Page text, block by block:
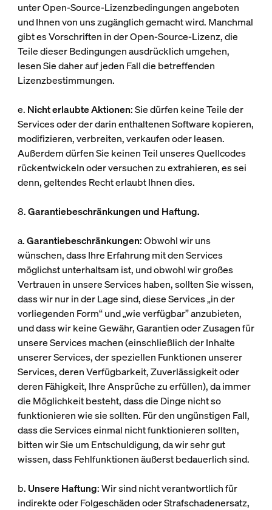
unter Open-Source-Lizenzbedingungen angeboten
und Ihnen von uns zugänglich gemacht wird. Manchmal
gibt es Vorschriften in der Open-Source-Lizenz, die
Teile dieser Bedingungen ausdrücklich umgehen,
lesen Sie daher auf jeden Fall die betreffenden
Lizenzbestimmungen.
e. Nicht erlaubte Aktionen: Sie dürfen keine Teile der
Services oder der darin enthaltenen Software kopieren,
modifizieren, verbreiten, verkaufen oder leasen.
Außerdem dürfen Sie keinen Teil unseres Quellcodes
rückentwickeln oder versuchen zu extrahieren, es sei
denn, geltendes Recht erlaubt Ihnen dies.
8.Garantiebeschränkungen und Haftung.
a.Garantiebeschränkungen: Obwohl wir uns
wünschen, dass Ihre Erfahrung mit den Services
möglichst unterhaltsam ist, und obwohl wir großes
Vertrauen in unsere Services haben, sollten Sie wissen,
dass wir nur in der Lage sind, diese Services „in der
vorliegenden Form“ und „wie verfügbar” anzubieten,
und dass wir keine Gewähr, Garantien oder Zusagen für
unsere Services machen (einschließlich der Inhalte
unserer Services, der speziellen Funktionen unserer
Services, deren Verfügbarkeit, Zuverlässigkeit oder
deren Fähigkeit, Ihre Ansprüche zu erfüllen), da immer
die Möglichkeit besteht, dass die Dinge nicht so
funktionieren wie sie sollten. Für den ungünstigen Fall,
dass die Services einmal nicht funktionieren sollten,
bitten wir Sie um Entschuldigung, da wir sehr gut
wissen, dass Fehlfunktionen äußerst bedauerlich sind.
b. Unsere Haftung: Wir sind nicht verantwortlich für
indirekte oder Folgeschäden oder Strafschadenersatz,